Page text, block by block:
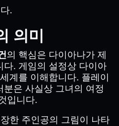
.
의미
의 핵심은 다이아나가 제
. 게임의 설정상 다이아
계를 이해합니다. 플레이
은 사실상 그녀의 여정
입니다.
한 주인공의 그림이 나타